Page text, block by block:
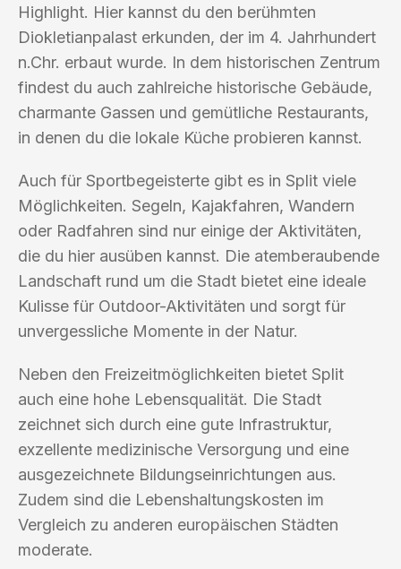
Highlight. Hier kannst du den berühmten
Diokletianpalast erkunden, der im 4. Jahrhundert
n.Chr. erbaut wurde. In dem historischen Zentrum
findest du auch zahlreiche historische Gebäude,
charmante Gassen und gemütliche Restaurants,
in denen du die lokale Küche probieren kannst.
Auch für Sportbegeisterte gibt es in Split viele
Möglichkeiten. Segeln, Kajakfahren, Wandern
oder Radfahren sind nur einige der Aktivitäten,
die du hier ausüben kannst. Die atemberaubende
Landschaft rund um die Stadt bietet eine ideale
Kulisse für Outdoor-Aktivitäten und sorgt für
unvergessliche Momente in der Natur.
Neben den Freizeitmöglichkeiten bietet Split
auch eine hohe Lebensqualität. Die Stadt
zeichnet sich durch eine gute Infrastruktur,
exzellente medizinische Versorgung und eine
ausgezeichnete Bildungseinrichtungen aus.
Zudem sind die Lebenshaltungskosten im
Vergleich zu anderen europäischen Städten
moderate.